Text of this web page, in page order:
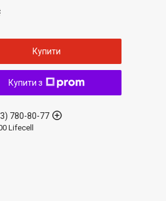
Купити
Купити з
780-80-77
Lifecell